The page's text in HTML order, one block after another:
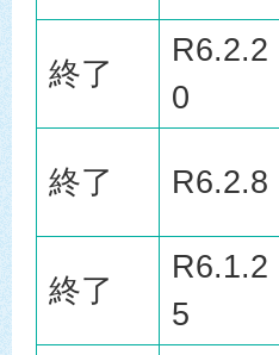
終了
R6.2.2
0
終了 R6.2.8
終了
R6.1.2
5